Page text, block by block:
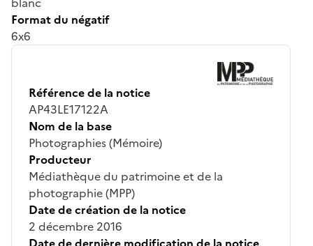
Format du négatif
6x6
Référence de la notice
AP43LE17122A
Nom de la base
Photographies (Mémoire)
Producteur
Médiathèque du patrimoine et de la
photographie (MPP)
Date de création de la notice
2 décembre 2016